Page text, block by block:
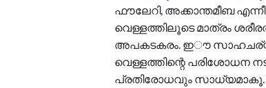
ഫൗലേറി, അക്കാന്തമീബ
വെള്ളത്തിലൂടെ മാത്രം
അപകടകരം. ഇൗ
വെള്ളത്തിന്റെ പരിശോധന
പ്രതിരോധവും സാധ്യമാകൂ.